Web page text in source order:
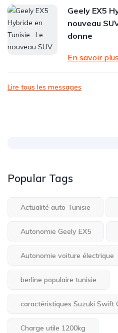
Geely EX5
nouveau
donne
En savoir plus
Lire tous les messages
Popular Tags
Actualité auto Tunisie
Autonomie Geely EX5
Autonomie voiture électrique
berline populaire tunisie
caractéristiques Suzuki Swift
Charge utile 1200kg